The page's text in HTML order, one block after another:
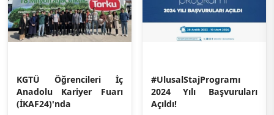
KGTÜ Öğrencileri İç
Anadolu Kariyer Fuarı
(İKAF24)'nda
#UlusalStajProgramı
2024 Yılı Başvuruları
Açıldı!